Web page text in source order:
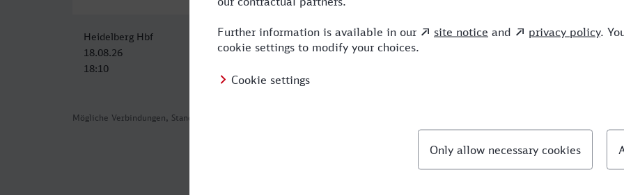
Mögliche Verbindungen, Stand: 2026-08-04 09:20
Heidelberg Hbf
18.08.26
18:10
Schwerin Hbf
19.08.26
7:48 2 RE,ICE